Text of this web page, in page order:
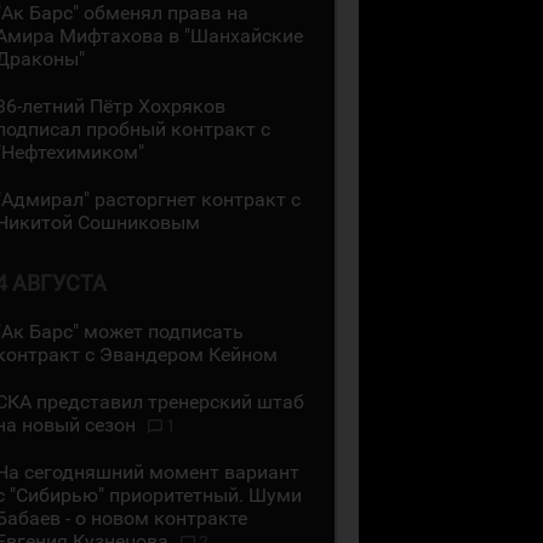
Барс" обменял права на
Мифтахова в "Шанхайские
летний Пётр Хохряков
пробный контракт с
расторгнет контракт с
Сошниковым
АВГУСТА
Барс" может подписать
с Эвандером Кейном
представил тренерский штаб
новый сезон
сегодняшний момент вариант
"Сибирью" приоритетный. Шуми
- о новом контракте